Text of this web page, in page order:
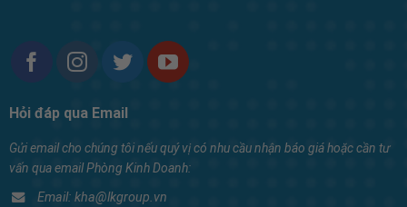
Hỏi đáp qua Email
Gửi email cho chúng tôi nếu quý vị có nhu cầu nhận báo giá hoặc cần tư
vấn qua email Phòng Kinh Doanh:
Email: kha@lkgroup.vn